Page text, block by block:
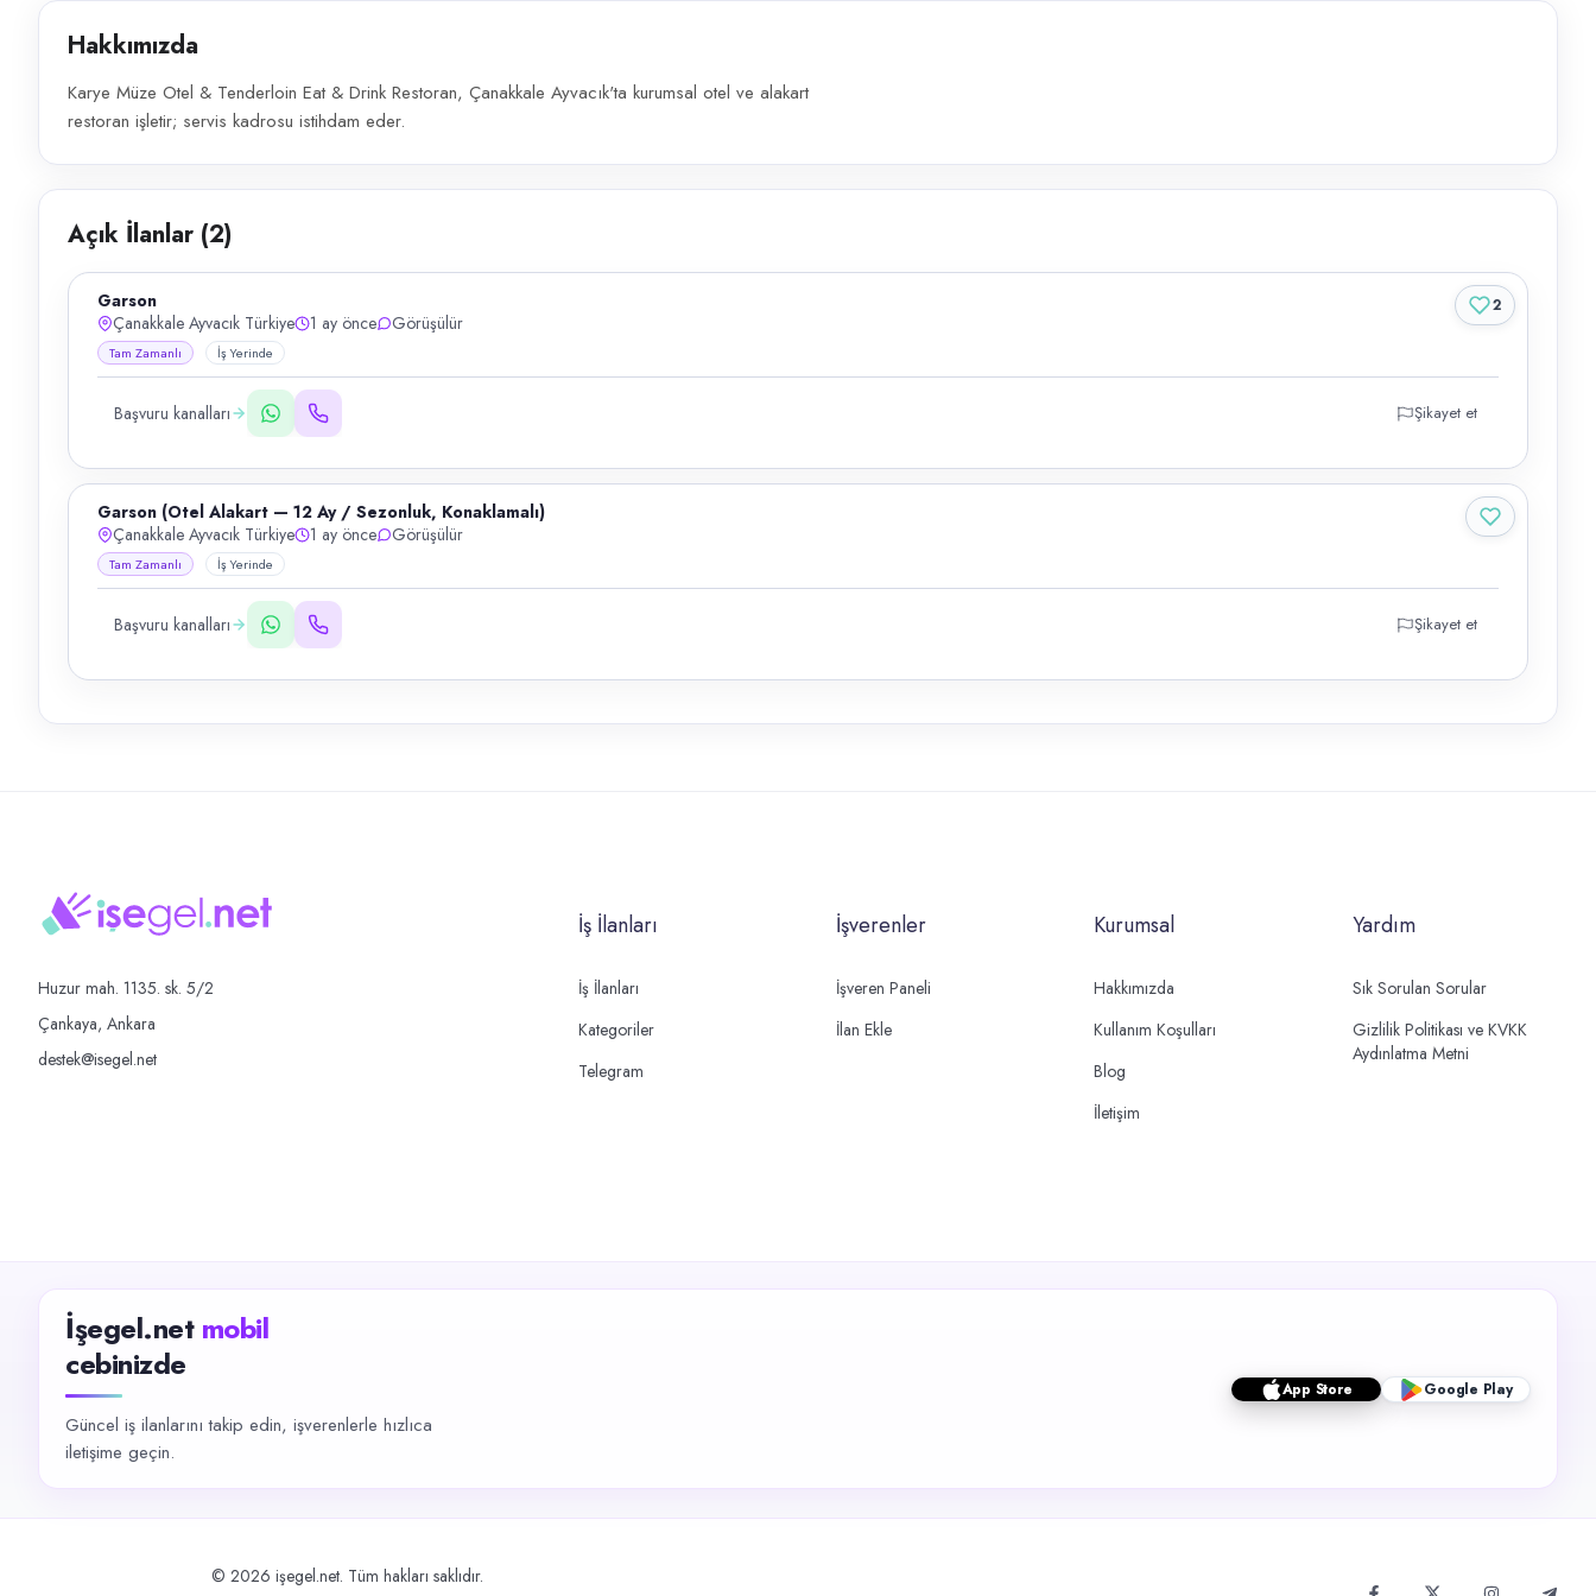
Hakkımızda
Karye Müze Otel & Tenderloin Eat & Drink Restoran, Çanakkale Ayvacık'ta kurumsal otel ve alakart
restoran işletir; servis kadrosu istihdam eder.
Açık İlanlar (2)
Garson
Çanakkale Ayvacık Türkiye
1 ay önce Görüşülür
Tam Zamanlı İş Yerinde
Başvuru kanalları Şikayet et
2
Garson (Otel Alakart — 12 Ay / Sezonluk, Konaklamalı)
Çanakkale Ayvacık Türkiye
1 ay önce Görüşülür
Tam Zamanlı İş Yerinde
Başvuru kanalları Şikayet et
Huzur mah. 1135. sk. 5/2
Çankaya, Ankara
destek@isegel.net
İş İlanları
İş İlanları
Kategoriler
Telegram
İşverenler
İşveren Paneli
İlan Ekle
Kurumsal
Hakkımızda
Kullanım Koşulları
Blog
İletişim
Yardım
Sık Sorulan Sorular
Gizlilik Politikası ve KVKK
Aydınlatma Metni
İşegel.net mobil
cebinizde
Güncel iş ilanlarını takip edin, işverenlerle hızlıca
iletişime geçin.
App Store Google Play
© 2026 işegel.net. Tüm hakları saklıdır.